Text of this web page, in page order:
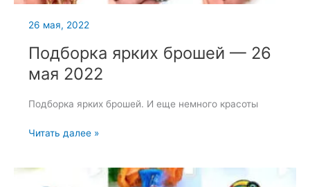
26 мая, 2022
Подборка ярких брошей — 26
мая 2022
Подборка ярких брошей. И еще немного красоты
Подборка
Читать далее »